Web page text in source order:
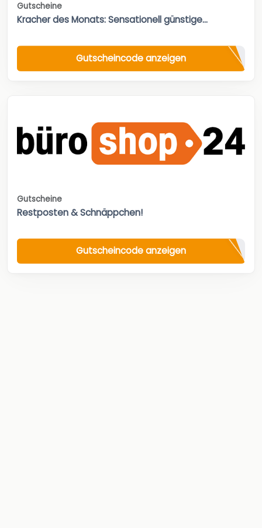
Gutscheine
Kracher des Monats: Sensationell günstige...
Gutscheincode anzeigen
Gutscheine
Restposten & Schnäppchen!
Gutscheincode anzeigen